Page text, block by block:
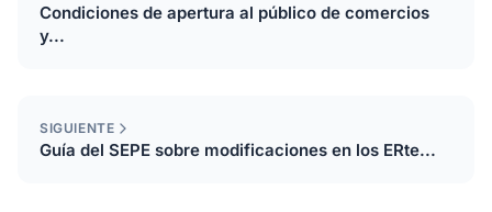
Condiciones de apertura al público de comercios
y...
SIGUIENTE
Guía del SEPE sobre modificaciones en los ERte...